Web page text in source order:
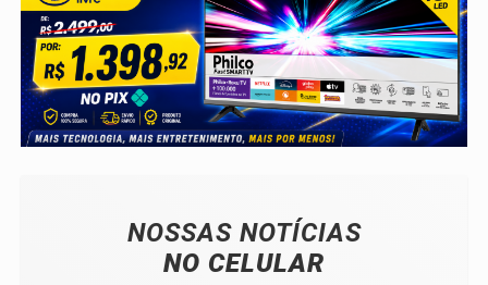
NOSSAS NOTÍCIAS
NO CELULAR